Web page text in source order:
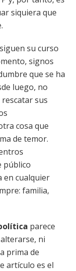
siquiera que
su curso
signos
que se ha
luego, no
sus
cosa que
de temor.
público
en cualquier
familia,
parece
ni
prima de
artículo es el